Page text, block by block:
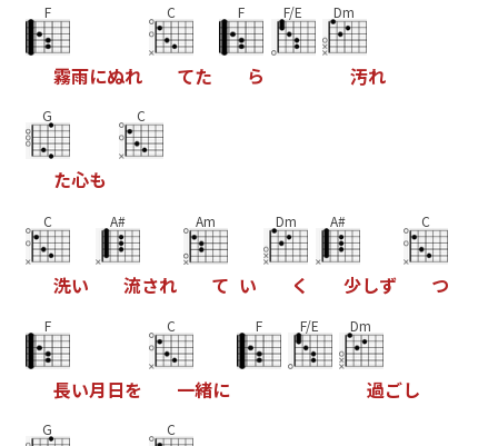
F
霧雨にぬれ
C
てた
F
ら
F/E Dm
汚れ
G
た心も
C
C
洗い
A#
流され
Am
て い
Dm
く
A#
少しず
C
つ
F
長い月日を
C
一緒に
F F/E Dm
過ごし
G C